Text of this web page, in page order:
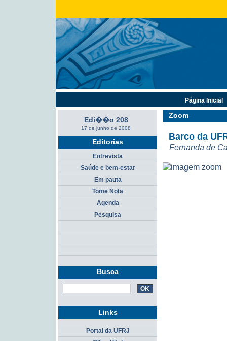
Zoom
Barco da
Fernanda de
Edi��o 208
17 de junho de 2008
Editorias
Entrevista
Saúde e bem-estar
Em pauta
Tome Nota
Agenda
Pesquisa
Busca
Página Inicial
Links
Portal da UFRJ